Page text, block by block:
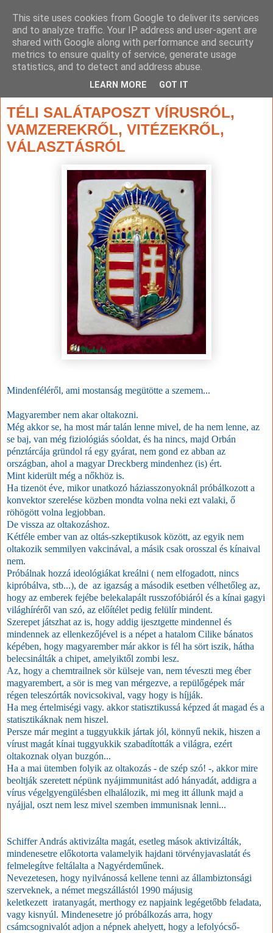
TÉLI SALÁTAPOSZT VÍRUSRÓL,
VAMZEREKRŐL, VITÉZEKRŐL,
VÁLASZTÁSRÓL
Mindenféléről, ami mostanság megütötte a szemem...
Magyarember nem akar oltakozni.
Még akkor se, ha most már talán lenne mivel, de ha nem lenne, az
se baj, van még fiziológiás sóoldat, és ha nincs, majd Orbán
pénztárcája gründol rá egy gyárat, nem gond ez abban az
országban, ahol a magyar Dreckberg mindenhez (is) ért.
Mint kiderült még a nőkhöz is.
Ha tizenöt éve, mikor unatkozó háziasszonyoknál próbálkozott a
konvektor szerelése közben mondta volna neki ezt valaki, ő
röhögött volna legjobban.
De vissza az oltakozáshoz.
Kétféle ember van az oltás-szkeptikusok között, az egyik nem
oltakozik semmilyen vakcinával, a másik csak orosszal és kínaival
nem.
Próbálnak hozzá ideológiákat kreálni ( nem elfogadott, nincs
kipróbálva, stb...), de az igazság a második esetben vélhetőleg az,
hogy az emberek fejébe belekalapált russzofóbiáról és a kínai gagyi
világhíréről van szó, az előítélet pedig felülír mindent.
Szerepet játszhat az is, hogy addig ijesztgette mindennel és
mindennek az ellenkezőjével is a népet a hatalom Cilike bánatos
képében, hogy magyarember már akkor is fél ha sört iszik, hátha
belecsinálták a chipet, amelyiktől zombi lesz.
Az, hogy a chemtrailnek sör külseje van, nem téveszti meg éber
magyarembert, a sör is meg van mérgezve, a repülőgépek már
régen teleszórták novicsokival, vagy hogy is híjják.
Ha meg értelmiségi vagy. akkor statisztikussá képzed át magad és a
statisztikáknak nem hiszel.
Persze már megint a tuggyukkik jártak jól, könnyű nekik, hiszen a
vírust magát kínai tuggyukkik szabadították a világra, ezért
oltakoznak olyan buzgón...
Ha a mai ütemben folyik az oltakozás - de szép szó! -, akkor mire
beoltják szeretett népünk nyájimmunitást adó hányadát, addigra a
vírus végelgyengülésben elhalálozik, mi meg itt állunk majd a
nyájjal, oszt nem lesz mivel szemben immunisnak lenni...
Schiffer András aktivizálta magát, esetleg mások aktivizálták,
mindenesetre előkotorta valamelyik hajdani törvényjavaslatát és
felmelegítve feltálalta a Nagyérdeműnek.
Nevezetesen, hogy nyilvánossá kellene tenni az állambiztonsági
szerveknek, a német megszállástól 1990 májusig
keletkezett iratanyagát, merthogy ez napjaink legégetőbb feladata,
vagy kisnyúl. Mindenesetre jó próbálkozás arra, hogy
csámcsognivalót adjon a népnek ahelyett, hogy a lefolyócső-
This site uses cookies from Google to deliver its services
and to analyze traffic. Your IP address and user-agent are
shared with Google along with performance and security
metrics to ensure quality of service, generate usage
statistics, and to detect and address abuse.
LEARN MORE GOT IT